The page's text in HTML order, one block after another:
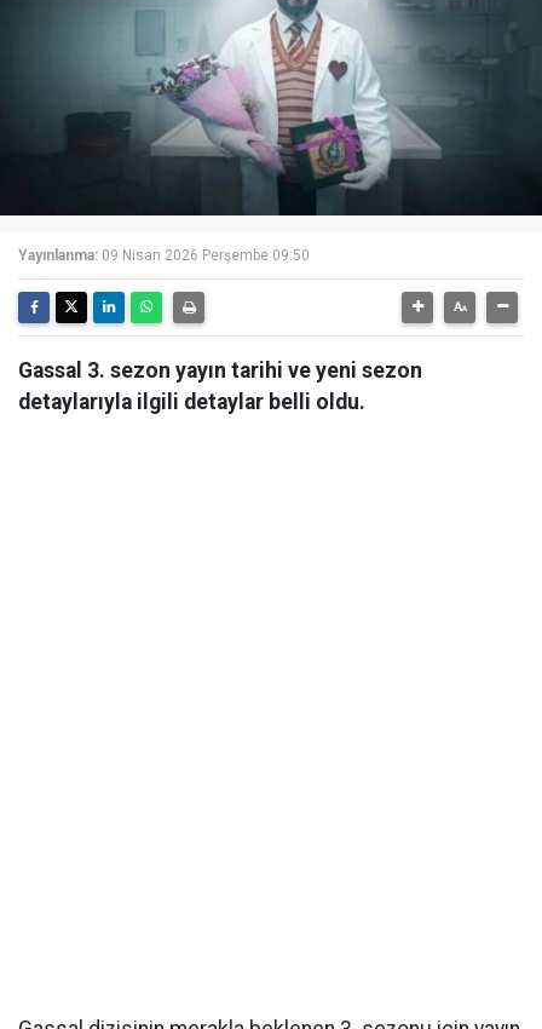
Yayınlanma: 09 Nisan 2026 Perşembe 09:50
Gassal 3. sezon yayın tarihi ve yeni sezon
detaylarıyla ilgili detaylar belli oldu.